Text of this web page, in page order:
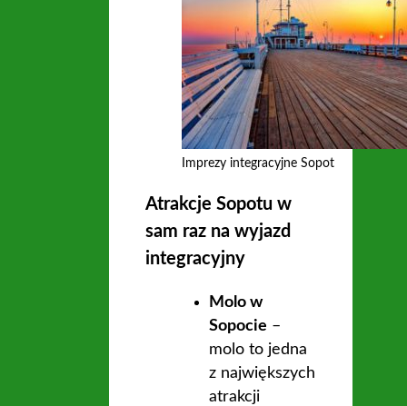
Imprezy integracyjne Sopot
Atrakcje Sopotu w
sam raz na wyjazd
integracyjny
Molo w
Sopocie –
molo to jedna
z największych
atrakcji